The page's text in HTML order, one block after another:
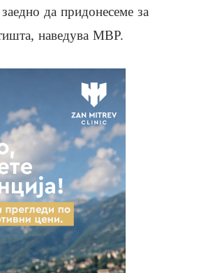
да придонесеме за
наведува МВР.